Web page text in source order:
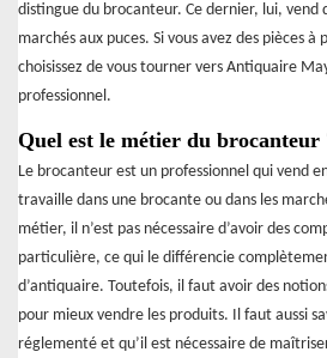
distingue du brocanteur. Ce dernier, lui, vend
marchés aux puces. Si vous avez des pièces
choisissez de vous tourner vers Antiquaire
professionnel.
Quel est le métier du brocanteur
Le brocanteur est un professionnel qui vend
travaille dans une brocante ou dans les
métier, il n’est pas nécessaire d’avoir des
particulière, ce qui le différencie
d’antiquaire. Toutefois, il faut avoir des
pour mieux vendre les produits. Il faut aussi
réglementé et qu’il est nécessaire de